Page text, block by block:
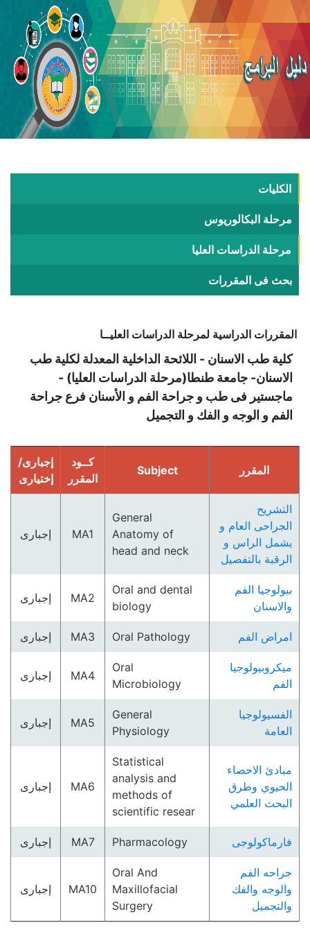
الكليات
مرحلة البكالوريوس
مرحلة الدراسات العليا
بحث فى المقررات
المقررات الدراسية لمرحلة الدراسات العليــا
كلية طب الاسنان - اللائحة الداخلية المعدلة لكلية طب
الاسنان- جامعة طنطا(مرحلة الدراسات العليا) -
ماجستير فى طب و جراحة الفم و الأسنان فرع جراحة
الفم و الوجه و الفك و التجميل
المقرر Subject
كــود
المقرر
إجبارى/
إختيارى
التشريح
الجراحى العام و
يشمل الراس و
الرقبة بالتفصيل
General
Anatomy of
head and neck
MA1 إجبارى
بيولوجيا الفم
والاسنان
Oral and dental
biology
MA2 إجبارى
امراض الفم Oral Pathology
MA3 إجبارى
ميكروبيولوجيا
الفم
Oral
Microbiology
MA4 إجبارى
الفسيولوجيا
العامة
General
Physiology
MA5 إجبارى
مبادئ الاحصاء
الحيوي وطرق
البحث العلمي
Statistical
analysis and
methods of
scientific resear
MA6 إجبارى
فارماكولوجى Pharmacology
MA7 إجبارى
جراحه الفم
والوجه والفك
والتجميل
Oral And
Maxillofacial
Surgery
MA10 إجبارى